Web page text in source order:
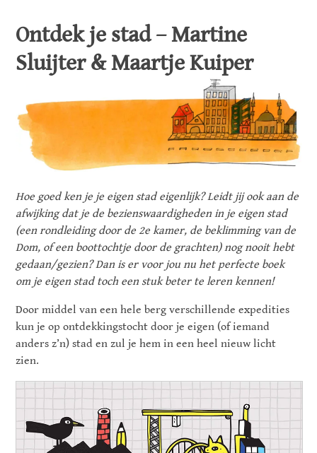
Ontdek je stad – Martine
Sluijter & Maartje Kuiper
Hoe goed ken je je eigen stad eigenlijk? Leidt jij ook aan de
afwijking dat je de bezienswaardigheden in je eigen stad
(een rondleiding door de 2e kamer, de beklimming van de
Dom, of een boottochtje door de grachten) nog nooit hebt
gedaan/gezien? Dan is er voor jou nu het perfecte boek
om je eigen stad toch een stuk beter te leren kennen!
Door middel van een hele berg verschillende expedities
kun je op ontdekkingstocht door je eigen (of iemand
anders z’n) stad en zul je hem in een heel nieuw licht
zien.